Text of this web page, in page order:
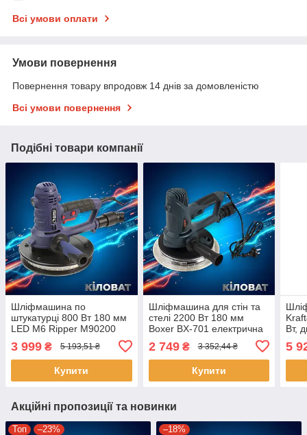
Всі умови оплати
Умови повернення
Повернення товару впродовж 14 днів за домовленістю
Всі умови повернення
Подібні товари компанії
Шліфмашина по
штукатурці 800 Вт 180 мм
LED M6 Ripper M90200
орбітальна шліфмашина
по гіпсу шліфувальна
машина для стін та стелі
3 999 ₴ 5 193,51 ₴
Купити
Шліфмашина для стін та
стелі 2200 Вт 180 мм
Boxer BX-701 електрична
шліфувальна машина для
стелі та стін шліфмашини
2 749₴ 3 352,44 ₴
Купити
Вт,
5
Акційні пропозиції та новинки
Топ –23% –18%